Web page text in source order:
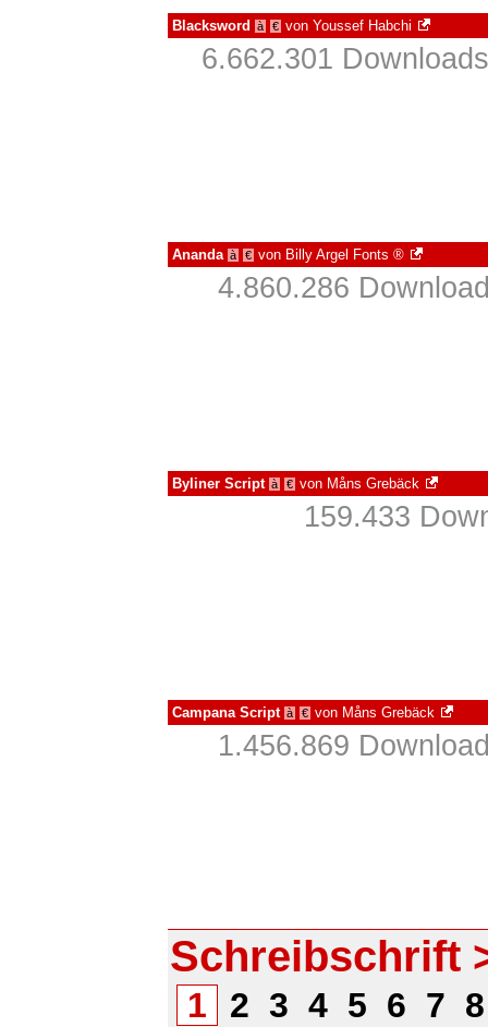
Blacksword à € von Youssef Habchi
6.662.301
Ananda à € von Billy Argel Fonts ®
4.860.286
Byliner Script à € von Måns Grebäck
159.433
Campana Script à € von Måns Grebäck
1.456.869
Schreibschrift
1 2 3 4 5 6 7